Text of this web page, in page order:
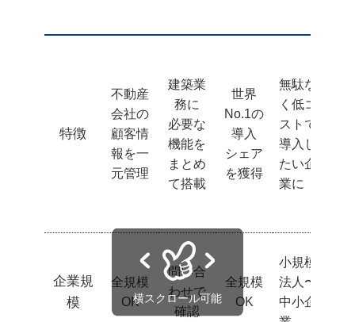
特徴
不動産
会社の
顧客情
報を一
元管理
建築業
務に
必要な
機能を
まとめ
て搭載
世界
No.1の
導入
シェア
を獲得
無駄な
く低コ
ストで
導入し
たい企
業に
企業規
模
全規模
OK
問い合
わせで
確認
全規模
OK
小規模
法人〜
中小企